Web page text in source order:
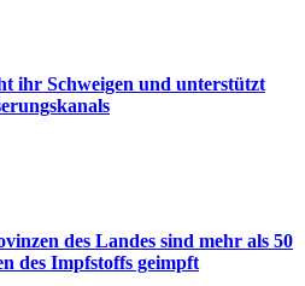
ihr Schweigen und unterstützt
des Landes sind mehr als 50
des Impfstoffs geimpft